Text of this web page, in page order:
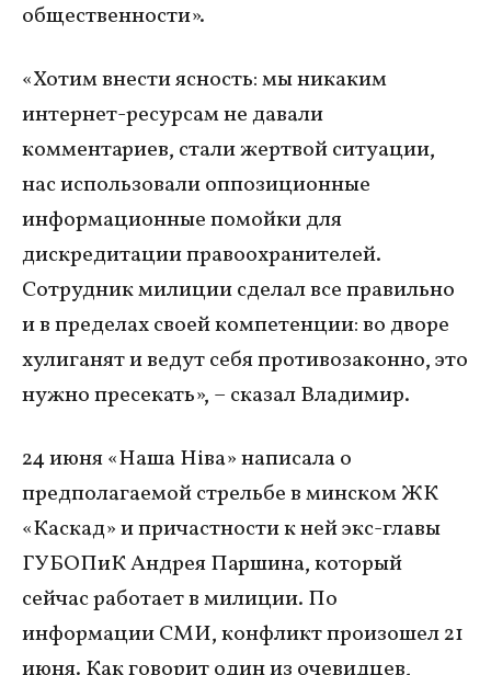
общественности».
«Хотим внести ясность: мы никаким
интернет-ресурсам не давали
комментариев, стали жертвой ситуации,
нас использовали оппозиционные
информационные помойки для
дискредитации правоохранителей.
Сотрудник милиции сделал все правильно
и в пределах своей компетенции: во дворе
хулиганят и ведут себя противозаконно, это
нужно пресекать», – сказал Владимир.
24 июня «Наша Ніва» написала о
предполагаемой стрельбе в минском ЖК
«Каскад» и причастности к ней экс-главы
ГУБОПиК Андрея Паршина, который
сейчас работает в милиции. По
информации СМИ, конфликт произошел 21